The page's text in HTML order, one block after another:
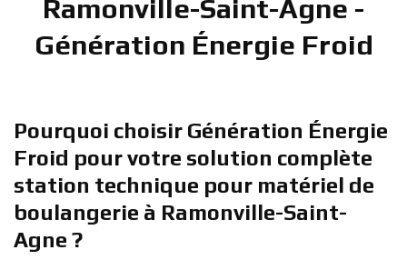
Ramonville-Saint-Agne -
Génération Énergie Froid
Pourquoi choisir Génération Énergie
Froid pour votre solution complète
station technique pour matériel de
boulangerie à Ramonville-Saint-
Agne ?